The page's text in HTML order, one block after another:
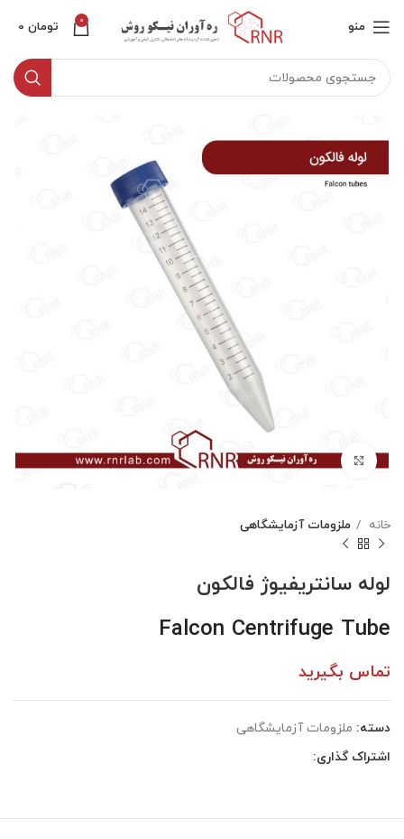
منو 0 تومان
بزرگنمایی تصویر
خانه ملزومات آزمایشگاهی
لوله سانتریفیوژ فالکون
Falcon Centrifuge Tube
تماس بگیرید
دسته: ملزومات آزمایشگاهی
اشتراک گذاری: